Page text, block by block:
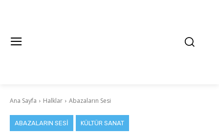
Ana Sayfa Halklar Abazaların Sesi
ABAZALARIN SESI KÜLTÜR SANAT